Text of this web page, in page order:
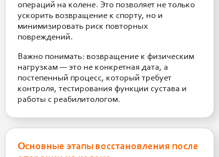
операций на колене. Это позволяет не только
ускорить возвращение к спорту, но и
минимизировать риск повторных
повреждений.
Важно понимать: возвращение к физическим
нагрузкам — это не конкретная дата, а
постепенный процесс, который требует
контроля, тестирования функции сустава и
работы с реабилитологом.
Основные этапы восстановления после